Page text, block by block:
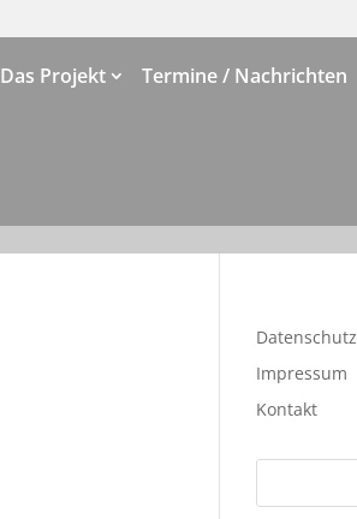
Das Projekt Termine / Nachrichten
Datenschutz
Impressum
Kontakt